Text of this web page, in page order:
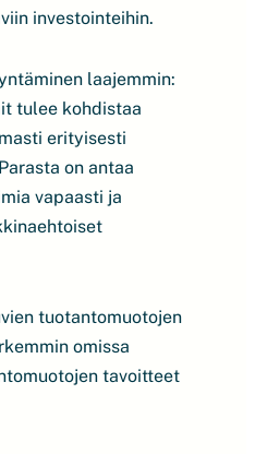
investointeihin.
laajemmin:
tulee kohdistaa
erityisesti
on antaa
vapaasti ja
tuotantomuotojen
omissa
tavoitteet